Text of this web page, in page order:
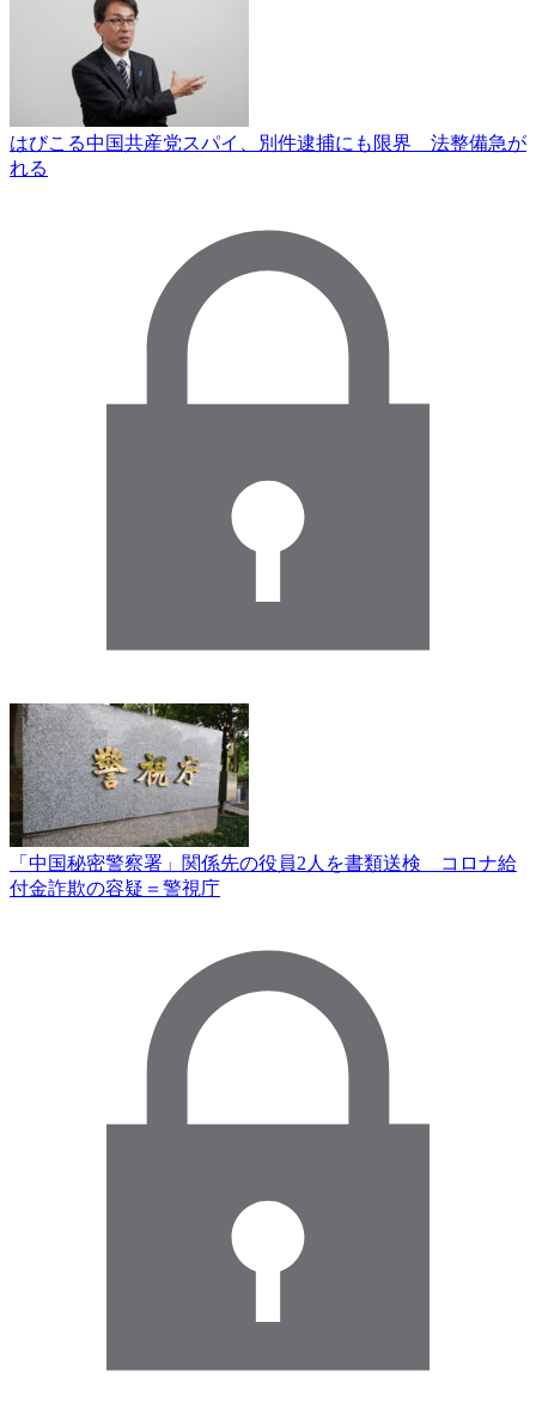
はびこる中国共産党スパイ、別件逮捕にも限界 法整備急が
れる
「中国秘密警察署」関係先の役員2人を書類送検 コロナ給
付金詐欺の容疑＝警視庁